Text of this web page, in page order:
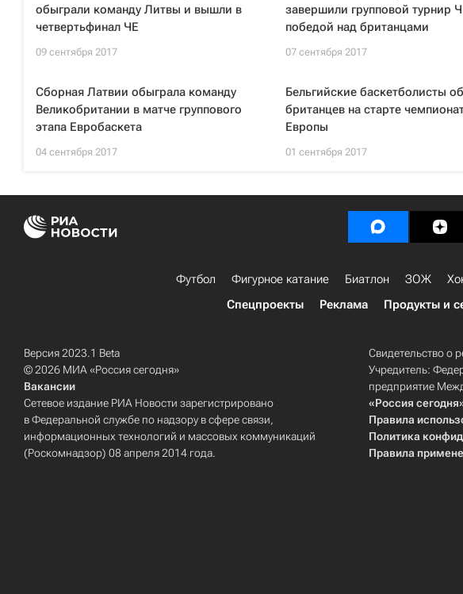
обыграли команду Литвы и вышли в
четвертьфинал ЧЕ
09 сентября 2017
завершили групповой турнир
победой над британцами
07 сентября 2017
Сборная Латвии обыграла команду
Великобритании в матче группового
этапа Евробаскета
04 сентября 2017
Бельгийские баскетболисты
британцев на старте
Европы
01 сентября 2017
Футбол Фигурное катание Биатлон ЗОЖ
Спецпроекты
Реклама Продукты и
Версия 2023.1 Beta
© 2026 МИА «Россия сегодня»
Вакансии
Сетевое издание РИА Новости зарегистрировано
в Федеральной службе по надзору в сфере связи,
информационных технологий и массовых коммуникаций
(Роскомнадзор) 08 апреля 2014 года.
Свидетельство о
Учредитель:
предприятие
«Россия
Правила
Политика
Правила